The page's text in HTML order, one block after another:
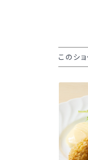
このシ